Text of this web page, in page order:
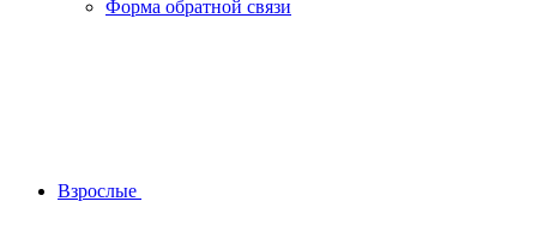
Форма обратной связи
Взрослые